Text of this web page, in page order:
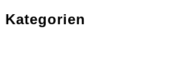
Kategorien